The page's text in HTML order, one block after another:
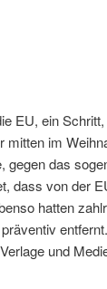
EU, ein
mitten im
gegen das
dass von der
hatten
und